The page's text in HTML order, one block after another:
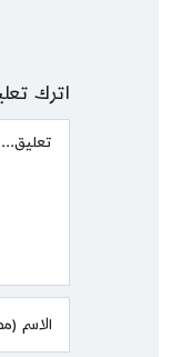
اترك
Comment